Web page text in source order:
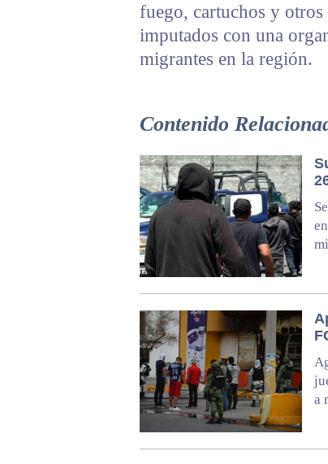
fuego, cartuchos y otros
imputados con una
migrantes en la región.
Contenido
a